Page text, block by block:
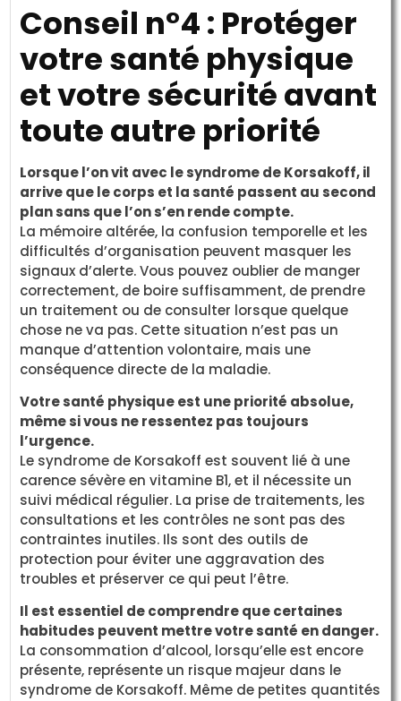
Conseil n°4 : Protéger
votre santé physique
et votre sécurité avant
toute autre priorité
Lorsque l’on vit avec le syndrome de Korsakoff, il
arrive que le corps et la santé passent au second
plan sans que l’on s’en rende compte.
La mémoire altérée, la confusion temporelle et les
difficultés d’organisation peuvent masquer les
signaux d’alerte. Vous pouvez oublier de manger
correctement, de boire suffisamment, de prendre
un traitement ou de consulter lorsque quelque
chose ne va pas. Cette situation n’est pas un
manque d’attention volontaire, mais une
conséquence directe de la maladie.
Votre santé physique est une priorité absolue,
même si vous ne ressentez pas toujours
l’urgence.
Le syndrome de Korsakoff est souvent lié à une
carence sévère en vitamine B1, et il nécessite un
suivi médical régulier. La prise de traitements, les
consultations et les contrôles ne sont pas des
contraintes inutiles. Ils sont des outils de
protection pour éviter une aggravation des
troubles et préserver ce qui peut l’être.
Il est essentiel de comprendre que certaines
habitudes peuvent mettre votre santé en danger.
La consommation d’alcool, lorsqu’elle est encore
présente, représente un risque majeur dans le
syndrome de Korsakoff. Même de petites quantités